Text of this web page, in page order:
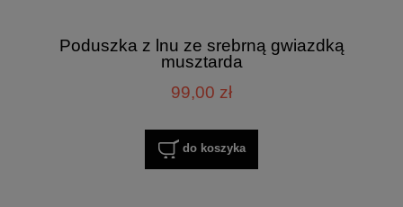
Poduszka z lnu ze srebrną gwiazdką
musztarda
99,00 zł
do koszyka